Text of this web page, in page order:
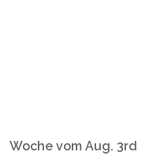
Woche vom Aug. 3rd